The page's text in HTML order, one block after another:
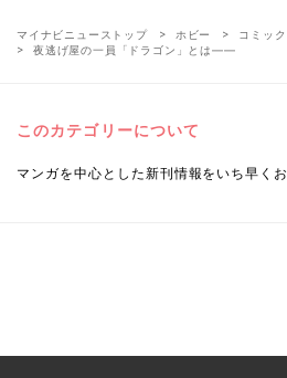
マイナビニューストップ ホビー
コミック
夜逃げ屋の一員「ドラゴン」とは――
このカテゴリーについて
マンガを中心とした新刊情報をいち早くお